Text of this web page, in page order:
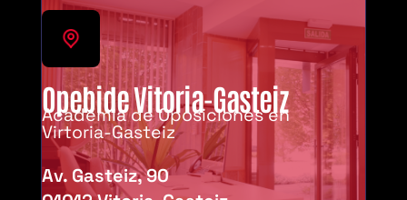
Opebide Vitoria-Gasteiz
Academia de Oposiciones en
Virtoria-Gasteiz
Av. Gasteiz, 90